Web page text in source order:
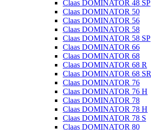
Claas DOMINATOR 48 SP
Claas DOMINATOR 50
Claas DOMINATOR 56
Claas DOMINATOR 58
Claas DOMINATOR 58 SP
Claas DOMINATOR 66
Claas DOMINATOR 68
Claas DOMINATOR 68 R
Claas DOMINATOR 68 SR
Claas DOMINATOR 76
Claas DOMINATOR 76 H
Claas DOMINATOR 78
Claas DOMINATOR 78 H
Claas DOMINATOR 78 S
Claas DOMINATOR 80